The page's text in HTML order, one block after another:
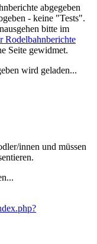
abgegeben
- keine "Tests".
bitte im
Rodelbahnberichte
Seite gewidmet.
wird geladen...
innen und müssen